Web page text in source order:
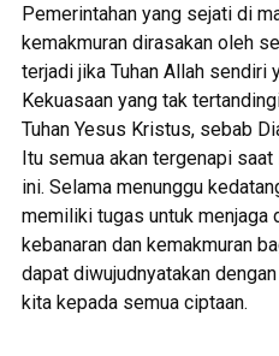
Pemerintahan yang sejati di
kemakmuran dirasakan oleh
terjadi jika Tuhan Allah sendiri
Kekuasaan yang tak
Tuhan Yesus Kristus, sebab
Itu semua akan tergenapi
ini. Selama menunggu
memiliki tugas untuk menjaga
kebanaran dan kemakmuran
dapat diwujudnyatakan
kita kepada semua ciptaan.